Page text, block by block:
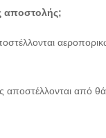
αποστολής;
αποστέλλονται από